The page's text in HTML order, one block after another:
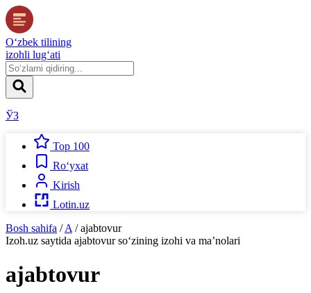
O‘zbek tilining
izohli lug‘ati
ЎЗ
Top 100
Ro‘yxat
Kirish
Lotin.uz
Bosh sahifa / A / ajabtovur
Izoh.uz saytida ajabtovurso‘zining izohi va ma’nolari
ajabtovur